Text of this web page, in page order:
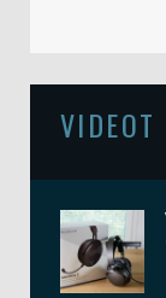
VIDEOT